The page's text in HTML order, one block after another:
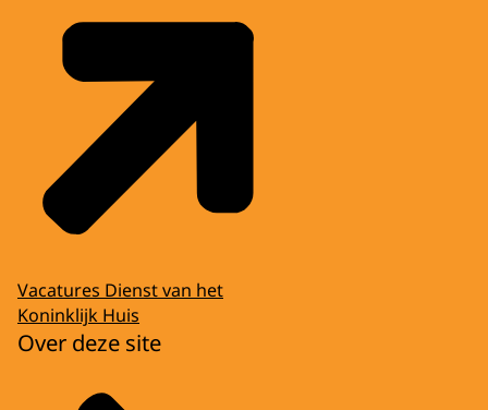
Vacatures Dienst van het
Koninklijk Huis
Over deze site